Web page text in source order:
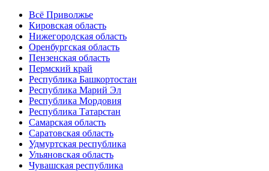
Всё Приволжье
Кировская область
Нижегородская область
Оренбургская область
Пензенская область
Пермский край
Республика Башкортостан
Республика Марий Эл
Республика Мордовия
Республика Татарстан
Самарская область
Саратовская область
Удмуртская республика
Ульяновская область
Чувашская республика